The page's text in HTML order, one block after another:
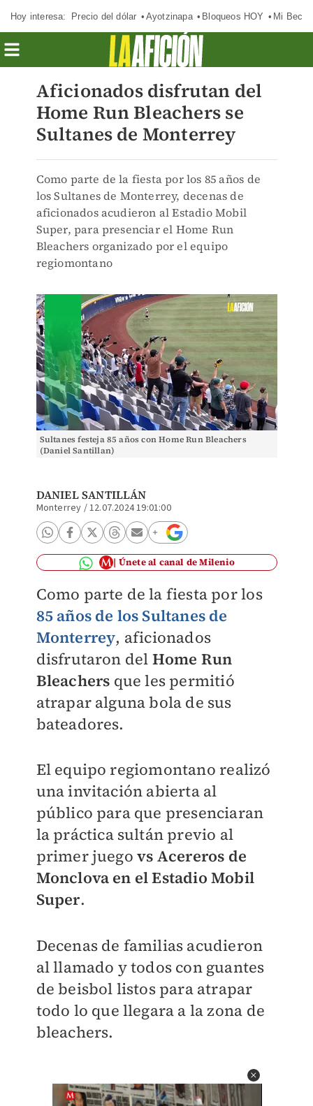
Hoy interesa: Precio del dólar Ayotzinapa Bloqueos HOY Mi Beca
Aficionados disfrutan del
Home Run Bleachers se
Sultanes de Monterrey
Como parte de la fiesta por los 85 años de
los Sultanes de Monterrey, decenas de
aficionados acudieron al Estadio Mobil
Super, para presenciar el Home Run
Bleachers organizado por el equipo
regiomontano
Sultanes festeja 85 años con Home Run Bleachers
(Daniel Santillan)
DANIEL SANTILLÁN
Monterrey /12.07.2024 19:01:00
Únete al canal de Milenio
Como parte de la fiesta por los
85 años de los Sultanes de
Monterrey, aficionados
disfrutaron del Home Run
Bleachers que les permitió
atrapar alguna bola de sus
bateadores.
El equipo regiomontano realizó
una invitación abierta al
público para que presenciaran
la práctica sultán previo al
primer juegovs Acereros de
Monclova en el Estadio Mobil
Super.
Decenas de familias acudieron
al llamado y todos con guantes
de beisbol listos para atrapar
todo lo que llegara a la zona de
bleachers.